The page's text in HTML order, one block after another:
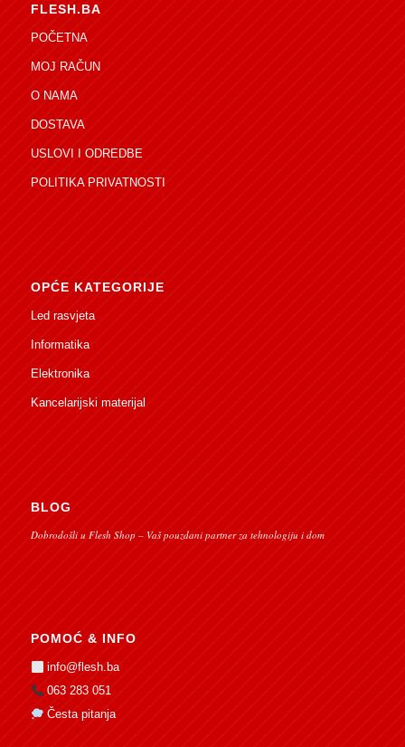
FLESH.BA
POČETNA
MOJ RAČUN
O NAMA
DOSTAVA
USLOVI I ODREDBE
POLITIKA PRIVATNOSTI
OPĆE KATEGORIJE
Led rasvjeta
Informatika
Elektronika
Kancelarijski materijal
BLOG
Dobrodošli u Flesh Shop – Vaš pouzdani partner za tehnologiju i dom
POMOĆ & INFO
info@flesh.ba
063 283 051
Česta pitanja